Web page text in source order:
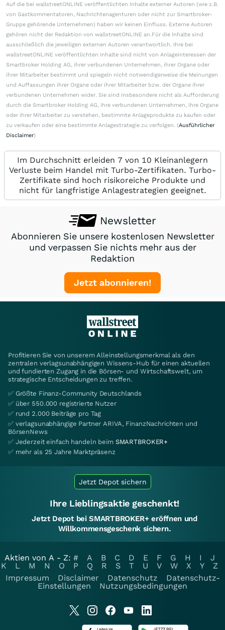
Auf die bei wallstreetONLINE veröffentlichten Inhalte externer Autoren (wie z.B.
von Gastkommentatoren, Nachrichtenagenturen oder nicht zur Smartbroker-
Gruppe gehörende Unternehmen) haben wir keinen Einfluss. Externe Autoren
gehören nicht der Redaktion von wallstreetONLINE an.Für die Inhalte sind
ausschließlich die jeweiligen externen Autoren verantwortlich. Ihre bei
wallstreetONLINE veröffentlichten Inhalte sind nicht von Anlageinteressen der
Smartbroker Holding AG, ihrer verbundenen Unternehmen, ihrer Organe oder
ihrer Mitarbeiter bestimmt und spiegeln nicht notwendigerweise die Meinungen
und Auffassungen ihrer Organe oder ihrer Mitarbeiter bzw. der Organe ihrer
verbundenen Unternehmen wider. Sie sind insbesondere nicht als Aufforderung
durch die Smartbroker Holding AG, ihre verbundenen Unternehmen, ihre Organe
oder ihrer Mitarbeiter zu verstehen, bestimmte Anlageprodukte zu kaufen oder
zu verkaufen oder eine bestimmte Anlagestrategie zu verfolgen. (Ausführlicher
Disclaimer)
Im Durchschnitt erleiden 7 von 10 Kleinanlegern
Verluste beim Handel mit Turbo-Zertifikaten. Turbo-
Zertifikate sind hoch risikoreiche Produkte und
nicht für langfristige Anlagestrategien geeignet.
Newsletter
Abonnieren Sie unsere kostenlosen Newsletter
und verpassen Sie nichts mehr aus der
Redaktion
Jetzt abonnieren!
Profitieren Sie von unserem Alleinstellungsmerkmal als den
zentralen verlagsunabhängigen Wissens-Hub für einen aktuellen
und fundierten Zugang in die Börsen- und Wirtschaftswelt, um
strategische Entscheidungen zu treffen.
✅ Größte Finanz-Community Deutschlands
✅ über 550.000 registrierte Nutzer
✅ rund 2.000 Beiträge pro Tag
✅ verlagsunabhängige Partner ARIVA, FinanzNachrichten und
BörsenNews
✅ Jederzeit einfach handeln beim SMARTBROKER+
✅ mehr als 25 Jahre Marktpräsenz
Jetzt Depot sichern
Ihre Lieblingsaktie geschenkt!
Jetzt Depot bei SMARTBROKER+ eröffnen und
Willkommensgeschenk sichern.
Aktien von A - Z: # A B C D E F G H I
J
K
L M N O P Q R S T U V W X Y
Z
Impressum
Disclaimer Datenschutz
Datenschutz-
Einstellungen
Nutzungsbedingungen